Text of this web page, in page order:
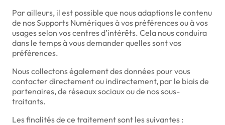
Par ailleurs, il est possible que nous adaptions le contenu
de nos Supports Numériques à vos préférences ou à vos
usages selon vos centres d’intérêts. Cela nous conduira
dans le temps à vous demander quelles sont vos
préférences.
Nous collectons également des données pour vous
contacter directement ou indirectement, par le biais de
partenaires, de réseaux sociaux ou de nos sous-
traitants.
Les finalités de ce traitement sont les suivantes :